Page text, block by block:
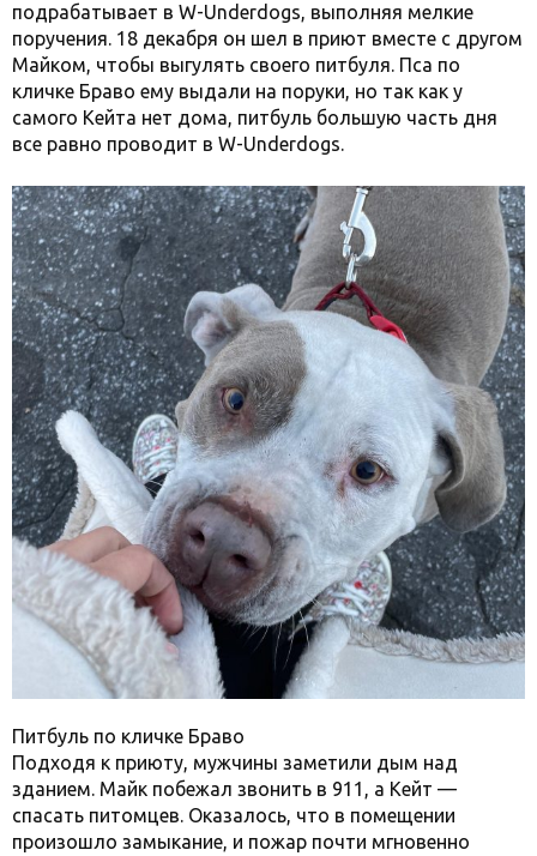
подрабатывает в W-Underdogs, выполняя мелкие
поручения. 18 декабря он шел в приют вместе с другом
Майком, чтобы выгулять своего питбуля. Пса по
кличке Браво ему выдали на поруки, но так как у
самого Кейта нет дома, питбуль большую часть дня
все равно проводит в W-Underdogs.
Питбуль по кличке Браво
Подходя к приюту, мужчины заметили дым над
зданием. Майк побежал звонить в 911, а Кейт —
спасать питомцев. Оказалось, что в помещении
произошло замыкание, и пожар почти мгновенно